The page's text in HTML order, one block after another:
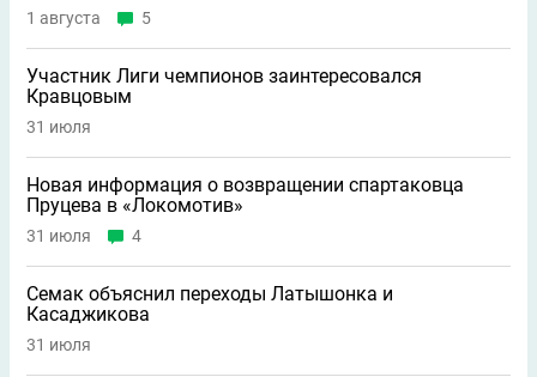
1 августа 5
Участник Лиги чемпионов заинтересовался
Кравцовым
31 июля
Новая информация о возвращении спартаковца
Пруцева в «Локомотив»
31 июля 4
Семак объяснил переходы Латышонка и
Касаджикова
31 июля